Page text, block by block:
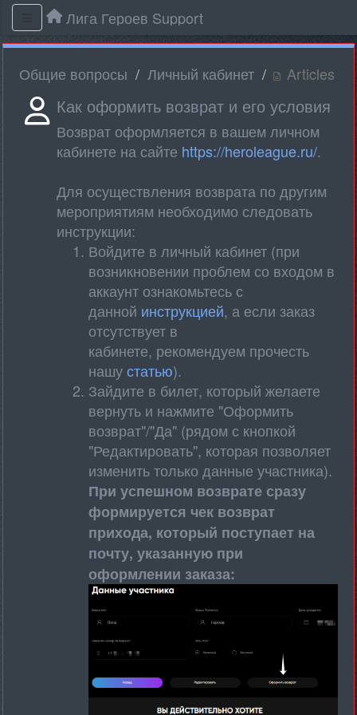
Лига Героев Support
Общие вопросы Личный кабинет Articles
Как оформить возврат и его условия
Возврат оформляется в вашем личном
кабинете на сайте https://heroleague.ru/.
Для осуществления возврата по другим
мероприятиям необходимо следовать
инструкции:
Войдите в личный кабинет (при
возникновении проблем со входом в
аккаунт ознакомьтесь с
данной инструкцией, а если заказ
отсутствует в
кабинете, рекомендуем прочесть
нашустатью).
Зайдите в билет, который желаете
вернуть и нажмите "Оформить
возврат"/"Да" (рядом с кнопкой
"Редактировать", которая позволяет
изменить только данные участника).
При успешном возврате сразу
формируется чек возврат
прихода, который поступает на
почту, указанную при
оформлении заказа: